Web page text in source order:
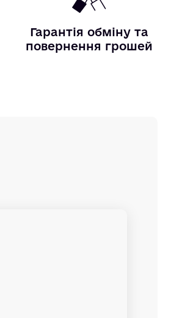
Гарантія обміну та
повернення грошей